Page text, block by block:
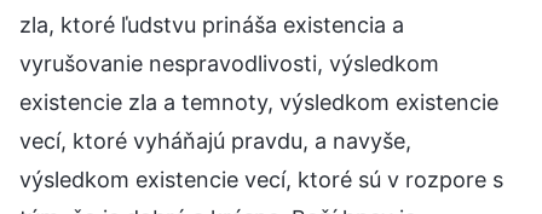
zla, ktoré ľudstvu prináša existencia a
vyrušovanie nespravodlivosti, výsledkom
existencie zla a temnoty, výsledkom existencie
vecí, ktoré vyháňajú pravdu, a navyše,
výsledkom existencie vecí, ktoré sú v rozpore s